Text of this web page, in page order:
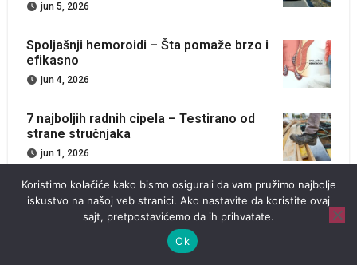
jun 5, 2026
Spoljašnji hemoroidi – Šta pomaže brzo i
efikasno
jun 4, 2026
7 najboljih radnih cipela – Testirano od
strane stručnjaka
jun 1, 2026
Najbolji naddušeci za svaki budžet –
kako izabrati dobar model
Koristimo kolačiće kako bismo osigurali da vam pružimo najbolje
iskustvo na našoj veb stranici. Ako nastavite da koristite ovaj
sajt, pretpostavićemo da ih prihvatate.
Ok